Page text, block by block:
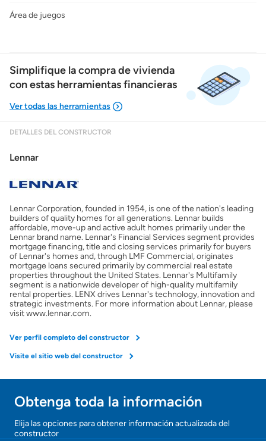
Área de juegos
Simplifique la compra de vivienda
con estas herramientas financieras
Costos casa nueva vs. usada
Obtener mi puntaje de crédito
Calcular mi hipoteca
Obtener Aprobación Previa
Preparar mi casa para la venta
Obtener ofertas por mi casa
DETALLES DEL CONSTRUCTOR
Lennar
Lennar Corporation, founded in 1954, is one of the nation's leading
builders of quality homes for all generations. Lennar builds
affordable, move-up and active adult homes primarily under the
Lennar brand name. Lennar's Financial Services segment provides
mortgage financing, title and closing services primarily for buyers
of Lennar's homes and, through LMF Commercial, originates
mortgage loans secured primarily by commercial real estate
properties throughout the United States. Lennar's Multifamily
segment is a nationwide developer of high-quality multifamily
rental properties. LENX drives Lennar's technology, innovation and
strategic investments. For more information about Lennar, please
visit www.lennar.com.
Ver perfil completo del constructor
Visite el sitio web del constructor
¡Gracias!
¡
Obtenga toda la información
Elija las opciones para obtener información actualizada del
constructor